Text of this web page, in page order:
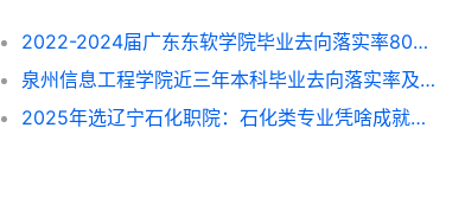
2022-2024届广东东软学院毕业去向落实率80%-87%，这些专业找工作更顺？
泉州信息工程学院近三年本科毕业去向落实率及专业就业前景解析（2022-2024）
2025年选辽宁石化职院：石化类专业凭啥成就业“香饽饽”？附专业挑拣指南